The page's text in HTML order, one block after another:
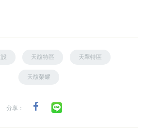
天馥特區 天翠特區
天馥榮耀
分享：